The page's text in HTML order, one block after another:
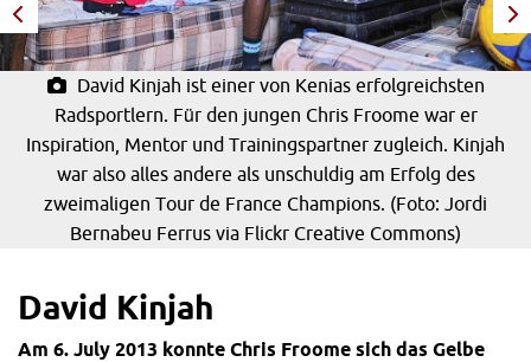
David Kinjah ist einer von Kenias erfolgreichsten
Radsportlern. Für den jungen Chris Froome war er
Inspiration, Mentor und Trainingspartner zugleich. Kinjah
war also alles andere als unschuldig am Erfolg des
zweimaligen Tour de France Champions. (Foto: Jordi
Bernabeu Ferrus via Flickr Creative Commons)
David Kinjah
Am 6. July 2013 konnte Chris Froome sich das Gelbe